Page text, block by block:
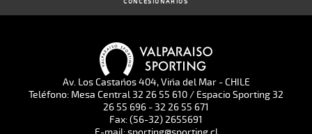
CONCESIONARIOS
Av. Los Castaños 404, Viña del Mar - CHILE
Teléfono: Mesa Central 32 26 55 610 / Espacio Sporting 32
26 55 696 - 32 26 55 671
Fax: (56-32) 2655691